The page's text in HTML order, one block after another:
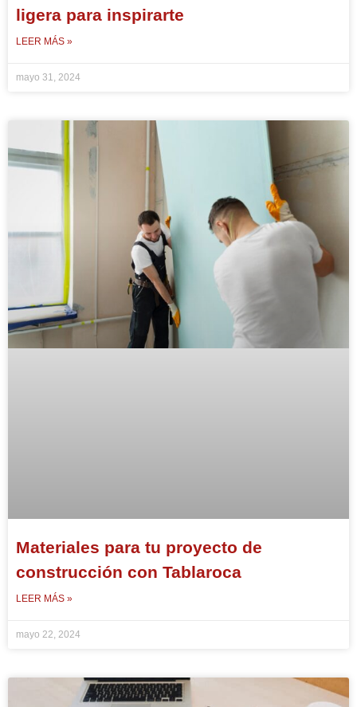
ligera para inspirarte
LEER MÁS »
mayo 31, 2024
Materiales para tu proyecto de
construcción con Tablaroca
LEER MÁS »
mayo 22, 2024